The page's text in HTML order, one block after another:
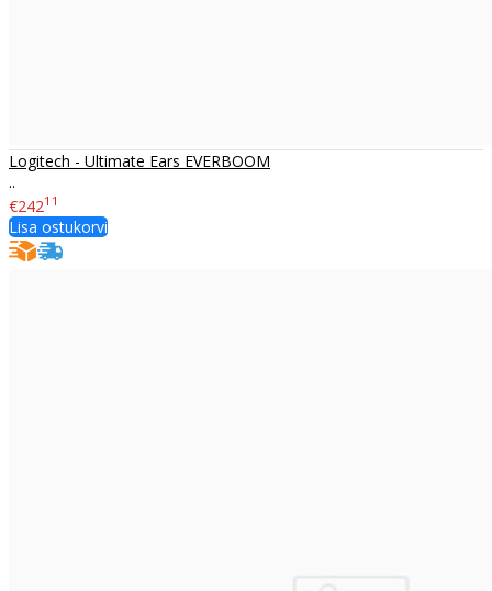
Logitech - Ultimate Ears EVERBOOM
..
€24211
Lisa ostukorvi